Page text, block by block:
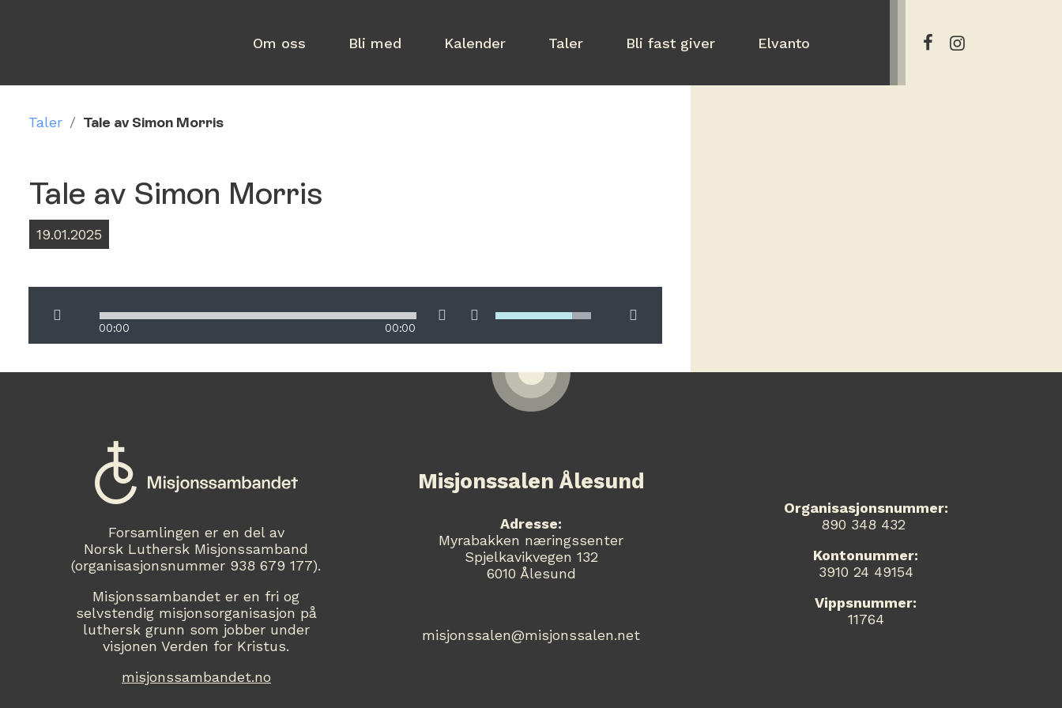
Om oss Bli med Kalender Taler Bli fast giver Elvanto
Taler / Tale av Simon Morris
Tale av Simon Morris
19.01.2025
00:00 00:00
Forsamlingen er en del av
Norsk Luthersk Misjonssamband
(organisasjonsnummer 938 679 177).
Misjonssambandet er en fri og
selvstendig misjonsorganisasjon på
luthersk grunn som jobber under
visjonen Verden for Kristus.
misjonssambandet.no
Misjonssalen Ålesund
Adresse:
Myrabakken næringssenter
Spjelkavikvegen 132
6010 Ålesund
misjonssalen@misjonssalen.net
Organisasjonsnummer:
890 348 432
Kontonummer:
3910 24 49154
Vippsnummer:
11764